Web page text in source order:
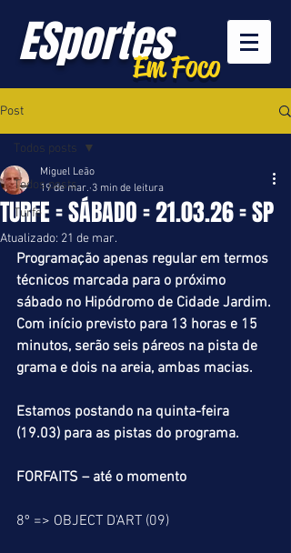
ESportesEm Foco
Post
Todos posts
Turfe
Todos posts
TURFE = SÁBADO = 21.03.26 = SP
Miguel Leão
19 de mar. 3 min de leitura
Atualizado: 21 de mar.
Programação apenas regular em termos
técnicos marcada para o próximo
sábado no Hipódromo de Cidade Jardim.
Com início previsto para 13 horas e 15
minutos, serão seis páreos na pista de
grama e dois na areia, ambas macias.
Estamos postando na quinta-feira
(19.03) para as pistas do programa.
FORFAITS – até o momento
8º => OBJECT D'ART (09)